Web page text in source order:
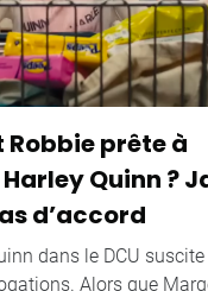
Robbie prête à
Quinn ?
d’accord
dans le DCU
Alors que